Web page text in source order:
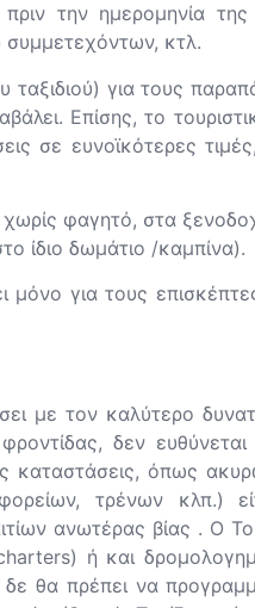
την ημερομηνία
κτλ.
για τους
Επίσης, το
σε ευνοϊκότερες
φαγητό, στα
ίδιο δωμάτιο /καμπίνα).
για τους
με τον καλύτερο
δεν
όπως
τρένων κλπ.)
ανωτέρας βίας . Ο
ή και
θα πρέπει να